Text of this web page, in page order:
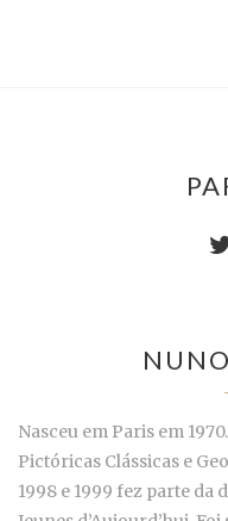
Nasceu em Paris em
Pictóricas Clássicas e
1998 e 1999 fez parte